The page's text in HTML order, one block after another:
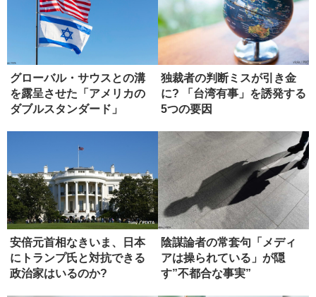
グローバル・サウスとの溝
を露呈させた「アメリカの
ダブルスタンダード」
独裁者の判断ミスが引き金
に? 「台湾有事」を誘発する
5つの要因
安倍元首相なきいま、日本
にトランプ氏と対抗できる
政治家はいるのか?
陰謀論者の常套句「メディ
アは操られている」が隠
す”不都合な事実”